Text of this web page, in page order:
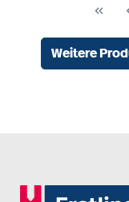
Weitere